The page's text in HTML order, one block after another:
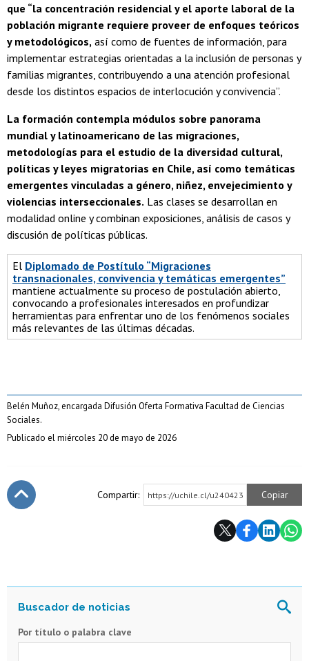
que “la concentración residencial y el aporte laboral de la
población migrante requiere proveer de enfoques teóricos
y metodológicos, así como de fuentes de información, para
implementar estrategias orientadas a la inclusión de personas y
familias migrantes, contribuyendo a una atención profesional
desde los distintos espacios de interlocución y convivencia”.
La formación contempla módulos sobre panorama
mundial y latinoamericano de las migraciones,
metodologías para el estudio de la diversidad cultural,
políticas y leyes migratorias en Chile, así como temáticas
emergentes vinculadas a género, niñez, envejecimiento y
violencias interseccionales. Las clases se desarrollan en
modalidad online y combinan exposiciones, análisis de casos y
discusión de políticas públicas.
El Diplomado de Postítulo “Migraciones
transnacionales, convivencia y temáticas emergentes”
mantiene actualmente su proceso de postulación abierto,
convocando a profesionales interesados en profundizar
herramientas para enfrentar uno de los fenómenos sociales
más relevantes de las últimas décadas.
Belén Muñoz, encargada Difusión Oferta Formativa Facultad de Ciencias
Sociales.
Publicado el miércoles 20 de mayo de 2026
Compartir: https://uchile.cl/u240423 Copiar
Por título o palabra clave